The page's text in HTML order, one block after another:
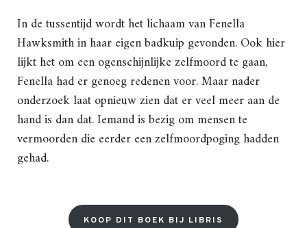
In de tussentijd wordt het lichaam van Fenella
Hawksmith in haar eigen badkuip gevonden. Ook hier
lijkt het om een ogenschijnlijke zelfmoord te gaan,
Fenella had er genoeg redenen voor. Maar nader
onderzoek laat opnieuw zien dat er veel meer aan de
hand is dan dat. Iemand is bezig om mensen te
vermoorden die eerder een zelfmoordpoging hadden
gehad.
KOOP DIT BOEK BIJ LIBRIS